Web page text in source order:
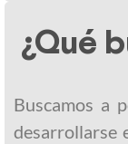
¿Qué
Buscamos a
desarrollarse